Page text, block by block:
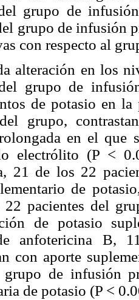
grupo de
grupo de infusión
con respecto al
alteración en los
grupo de
de potasio en
grupo,
en el que
electrólito (P <
21 de los 22
de
pacientes del
de potasio
anfotericina B,
con aporte
de infusión
de potasio (P <